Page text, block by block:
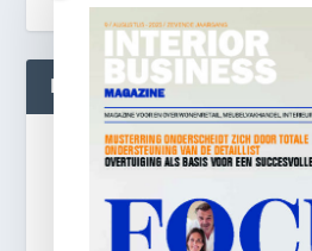
BLIJF OP DE HOOGTE!
Gratis
e-mail
Laat je e-mailadres achter